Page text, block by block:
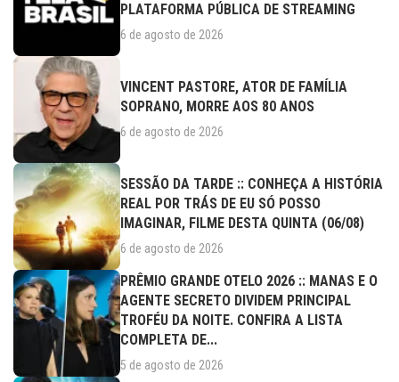
PLATAFORMA PÚBLICA DE STREAMING
6 de agosto de 2026
VINCENT PASTORE, ATOR DE FAMÍLIA
SOPRANO, MORRE AOS 80 ANOS
6 de agosto de 2026
SESSÃO DA TARDE :: CONHEÇA A HISTÓRIA
REAL POR TRÁS DE EU SÓ POSSO
IMAGINAR, FILME DESTA QUINTA (06/08)
6 de agosto de 2026
PRÊMIO GRANDE OTELO 2026 :: MANAS E O
AGENTE SECRETO DIVIDEM PRINCIPAL
TROFÉU DA NOITE. CONFIRA A LISTA
COMPLETA DE...
5 de agosto de 2026